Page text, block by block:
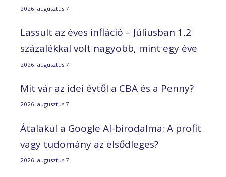
2026. augusztus 7.
Lassult az éves infláció – Júliusban 1,2
százalékkal volt nagyobb, mint egy éve
2026. augusztus 7.
Mit vár az idei évtől a CBA és a Penny?
2026. augusztus 7.
Átalakul a Google AI-birodalma: A profit
vagy tudomány az elsődleges?
2026. augusztus 7.